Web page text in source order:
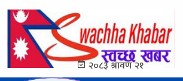
२०८३ श्रावण २१